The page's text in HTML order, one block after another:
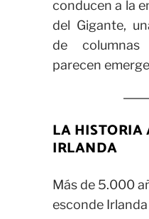
conducen a la
del Gigante,
de
parecen
LA HISTORIA
IRLANDA
Más de 5.000
esconde